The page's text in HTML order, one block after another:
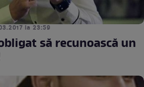
la 23:59
să recunoască un